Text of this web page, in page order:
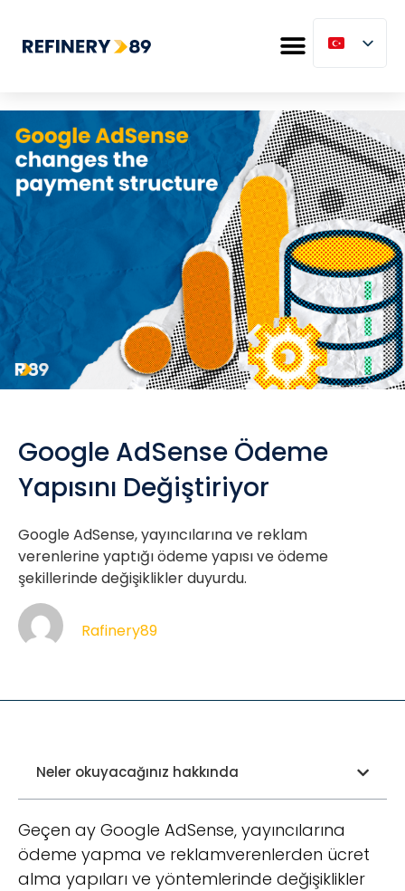
Google AdSense Ödeme
Yapısını Değiştiriyor
Google AdSense, yayıncılarına ve reklam
verenlerine yaptığı ödeme yapısı ve ödeme
şekillerinde değişiklikler duyurdu.
Rafinery89
Neler okuyacağınız hakkında
Geçen ay Google AdSense, yayıncılarına
ödeme yapma ve reklamverenlerden ücret
alma yapıları ve yöntemlerinde değişiklikler